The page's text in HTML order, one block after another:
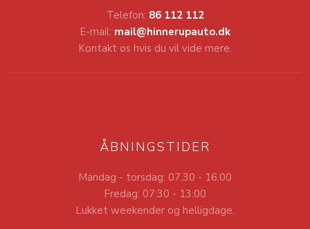
Telefon: 86 112 112
E-mail: mail@hinnerupauto.dk
Kontakt os hvis du vil vide mere.
ÅBNINGSTIDER
Mandag - torsdag: 07.30 - 16.00
Fredag: 07:30 - 13:00
Lukket weekender og helligdage.